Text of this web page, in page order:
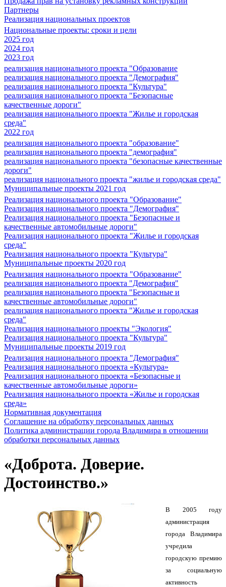
Партнеры
Реализация национальных проектов
Национальные проекты: сроки и цели
2025 год
2024 год
2023 год
реализация национального проекта "Образование
реализация национального проекта "Демография"
реализация национального проекта "Культура"
реализация национального проекта "Безопасные
качественные дороги"
реализация национального проекта "Жилье и городская
среда"
2022 год
реализация национального проекта "образование"
реализация национального проекта "демография"
реализация национального проекта "безопасные качественные
дороги"
реализация национального проекта "жилье и городская среда"
Муниципальные проекты 2021 год
Реализация национального проекта "Образование"
Реализация национального проекта "Демография"
Реализация национального проекта "Безопасные и
качественные автомобильные дороги"
Реализация национального проекта "Жилье и городская
среда"
Реализация национального проекта "Культура"
Муниципальные проекты 2020 год
Реализация национального проекта "Образование"
реализация национального проекта "Демография"
реализация национального проекта "Безопасные и
качественные автомобильные дороги"
реализация национального проекта "Жилье и городская
среда"
Реализация национального проекты "Экология"
Реализация национального проекта "Культура"
Муниципальные проекты 2019 год
Реализация национального проекта "Демография"
Реализация национального проекта «Культура»
Реализация национального проекта «Безопасные и
качественные автомобильные дороги»
Реализация национального проекта «Жилье и городская
среда»
Нормативная документация
Соглашение на обработку персональных данных
Политика администрации города Владимира в отношении
обработки персональных данных
«Доброта. Доверие.
Достоинство.»
В 2005 году
администрация
города Владимира
учредила
городскую премию
за социальную
активность